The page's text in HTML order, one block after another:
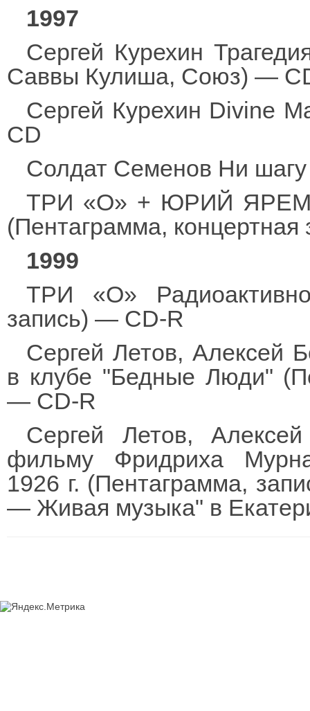
1997
Сергей Курехин
Саввы Кулиша, Союз) —
Сергей Курехин Divine
CD
Солдат Семенов Ни
ТРИ «О» + ЮРИЙ
(Пентаграмма,
1999
ТРИ «О»
запись) — CD-R
Сергей Летов, Алексей
в клубе "Бедные Люди"
— CD-R
Сергей Летов,
фильму Фридриха
1926 г. (Пентаграмма,
— Живая музыка" в